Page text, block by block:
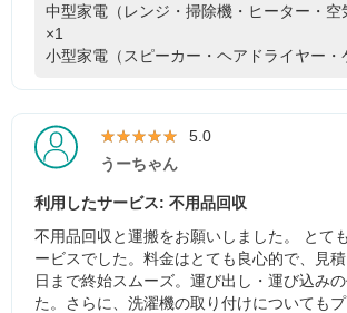
中型家電（レンジ・掃除機・ヒーター・空
×1
小型家電（スピーカー・ヘアドライヤー・
★★★★★
★★★★★ 5.0
うーちゃん
利用したサービス: 不用品回収
不用品回収と運搬をお願いしました。 とて
ービスでした。料金はとても良心的で、見
日まで終始スムーズ。運び出し・運び込み
た。さらに、洗濯機の取り付けについても